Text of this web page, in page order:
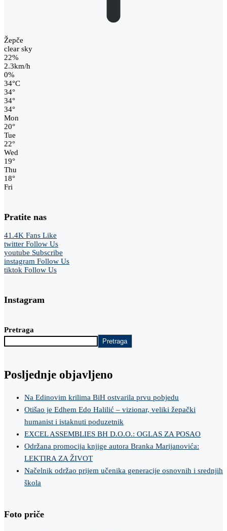
Žepče
clear sky
22%
2.3km/h
0%
34°C
34°
34°
34°
Mon
20°
Tue
22°
Wed
19°
Thu
18°
Fri
Pratite nas
41.4K Fans Like
twitter Follow Us
youtube Subscribe
instagram Follow Us
tiktok Follow Us
Instagram
Pretraga
Pretraga
Posljednje objavljeno
Na Edinovim krilima BiH ostvarila prvu pobjedu
Otišao je Edhem Edo Halilić – vizionar, veliki žepački
humanist i istaknuti poduzetnik
EXCEL ASSEMBLIES BH D.O.O.: OGLAS ZA POSAO
Održana promocija knjige autora Branka Marijanovića:
LEKTIRA ZA ŽIVOT
Načelnik održao prijem učenika generacije osnovnih i srednjih
škola
Foto priče